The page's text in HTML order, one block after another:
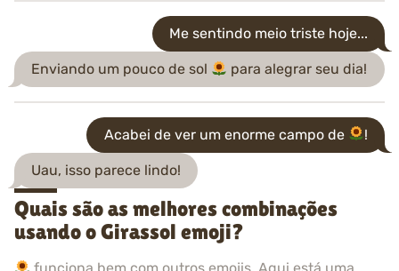
Me sentindo meio triste hoje...
Enviando um pouco de sol para alegrar seu dia!
Acabei de ver um enorme campo de !
Uau, isso parece lindo!
Quais são as melhores combinações
usando o Girassol emoji?